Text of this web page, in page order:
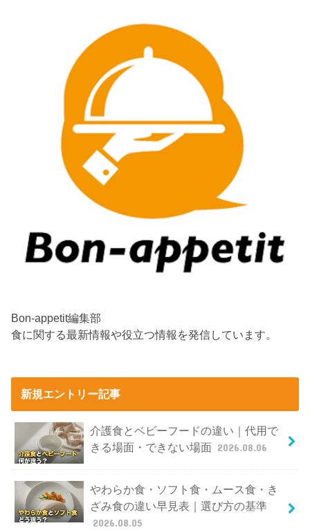
Bon-appetit編集部
食に関する最新情報や役立つ情報を発信しています。
新規エントリー記事
介護食とベビーフードの違い｜代用で
きる場面・できない場面 2026.08.06
やわらか食・ソフト食・ムース食・き
ざみ食の違い早見表｜選び方の基準
2026.08.05